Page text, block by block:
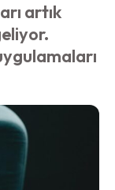
artık